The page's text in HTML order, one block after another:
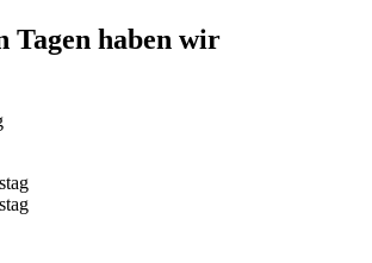
Tagen haben wir